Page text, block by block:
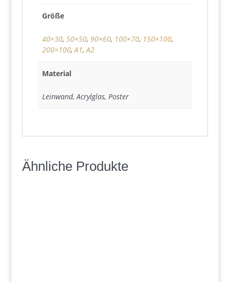
Größe
40×30, 50×50, 90×60, 100×70, 150×100,
200×100,A1,A2
Material
Leinwand, Acrylglas, Poster
Ähnliche Produkte